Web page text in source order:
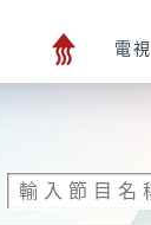
電視